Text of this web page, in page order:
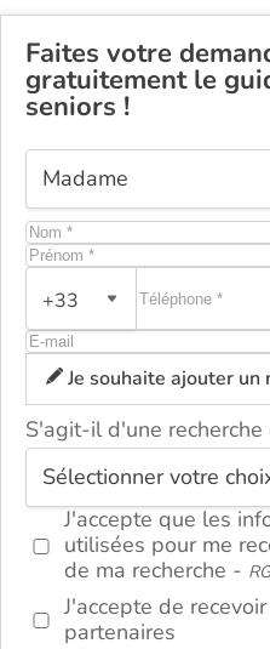
Faites votre
gratuitement le
seniors !
+33
Je souhaite ajouter un
S'agit-il d'une
J'accepte que les
utilisées pour me
de ma recherche -
J'accepte de
partenaires